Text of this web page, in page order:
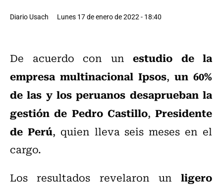
Diario Usach Lunes 17 de enero de 2022 - 18:40
De acuerdo con un estudio de la
empresa multinacional Ipsos, un 60%
de las y los peruanos desaprueban la
gestión de Pedro Castillo, Presidente
de Perú, quien lleva seis meses en el
cargo.
Los resultados revelaron un ligero